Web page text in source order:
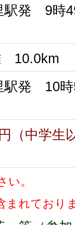
時49
10.0km
時53
（中学
。
まれており